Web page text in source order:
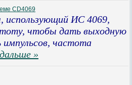
CD4069
использующий ИС4069,
чтобы дать выходную
импульсов, частота
»